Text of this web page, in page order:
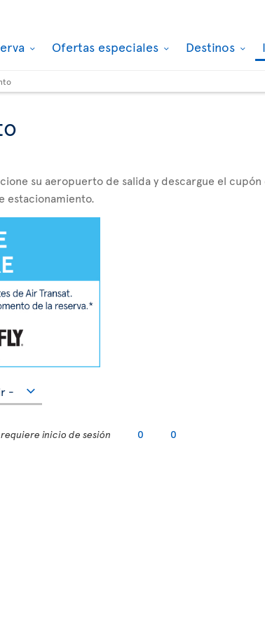
Ofertas especiales Destinos
su aeropuerto de salida y descargue el cupón
estacionamiento.
requiere inicio de sesión 0 0